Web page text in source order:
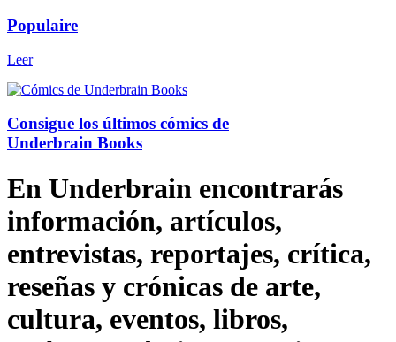
Populaire
Leer
Consigue los últimos cómics de
Underbrain Books
En Underbrain encontrarás
información, artículos,
entrevistas, reportajes, crítica,
reseñas y crónicas de arte,
cultura, eventos, libros,